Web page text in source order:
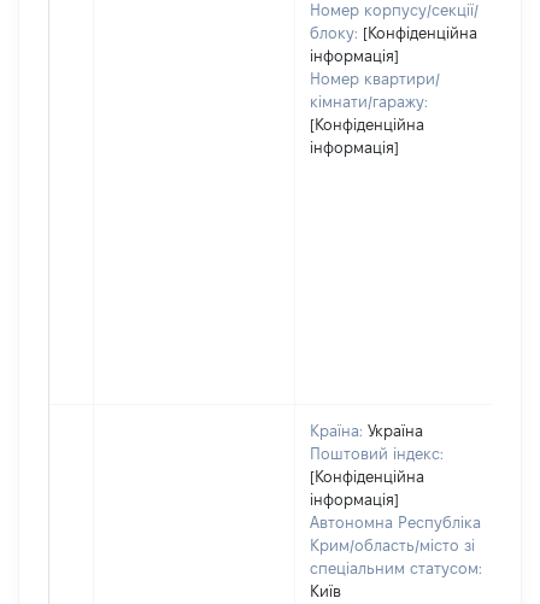
Номер корпусу/секції/
блоку: [Конфіденційна
інформація]
Номер квартири/
кімнати/гаражу:
[Конфіденційна
інформація]
Країна: Україна
Поштовий індекс:
[Конфіденційна
інформація]
Автономна Республіка
Крим/область/місто зі
спеціальним статусом:
Київ